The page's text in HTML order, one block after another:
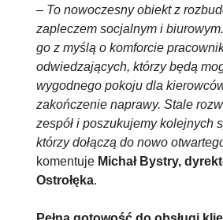
– To nowoczesny obiekt z
zapleczem socjalnym i
go z myślą o komforcie
odwiedzających, którzy będą
wygodnego pokoju dla
zakończenie naprawy. Stale
zespół i poszukujemy kolejnych
którzy dołączą do nowo
komentuje Michał Bystry,
Ostrołęka.